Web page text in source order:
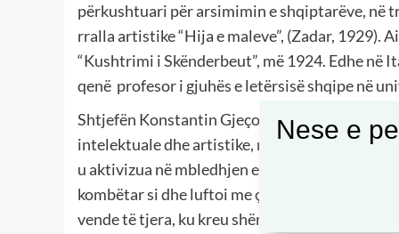
përkushtuari për arsimimin e shqiptarëve, në
rralla artistike “Hija e maleve”, (Zadar, 1929).
“Kushtrimi i Skënderbeut”, më 1924. Edhe në
qenë profesor i gjuhës e letërsisë shqipe në
Shtjefën Konstantin Gjeçovi-Kryeziu (1874-
intelektuale dhe artistike, ngase njihet edhe
u aktivizua në mbledhjen e materialeve nga
kombëtar si dhe luftoi me çdo mjet kundër
vende të tjera, ku kreu shërbimin e meshtarit..
Nese e